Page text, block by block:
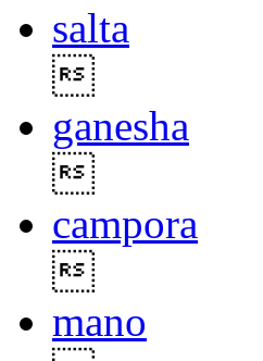
salta
ganesha
campora
mano